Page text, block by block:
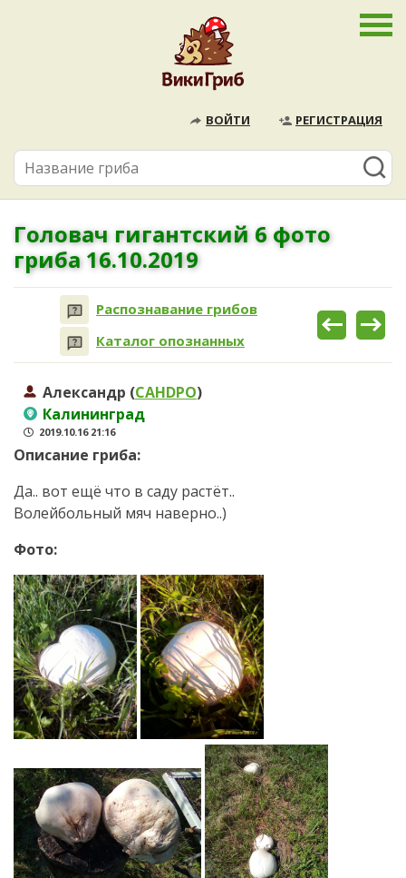
ВОЙТИ РЕГИСТРАЦИЯ
Головач гигантский 6 фото
гриба 16.10.2019
Распознавание грибов
Каталог опознанных
Александр (CAHDPO)
Калининград
2019.10.16 21:16
Описание гриба:
Да.. вот ещё что в саду растёт..
Волейбольный мяч наверно..)
Фото: